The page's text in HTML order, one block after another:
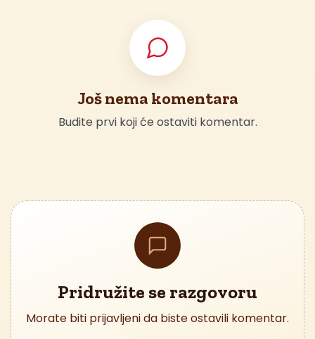
Još nema komentara
Budite prvi koji će ostaviti komentar.
Pridružite se razgovoru
Morate biti prijavljeni da biste ostavili komentar.